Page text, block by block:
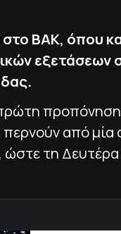
ΒΑΚ, όπου
εξετάσεων
από μία
ώστε τη Δευτέρα